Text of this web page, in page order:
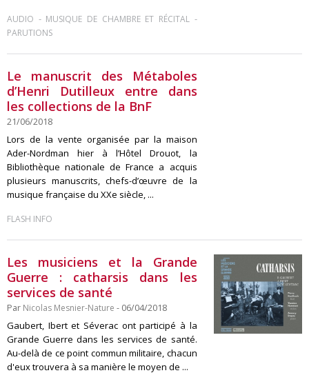
AUDIO - MUSIQUE DE CHAMBRE ET RÉCITAL-
PARUTIONS
Le manuscrit des Métaboles
d’Henri Dutilleux entre dans
les collections de la BnF
21/06/2018
Lors de la vente organisée par la maison
Ader-Nordman hier à l’Hôtel Drouot, la
Bibliothèque nationale de France a acquis
plusieurs manuscrits, chefs-d’œuvre de la
musique française du XXe siècle, ...
FLASH INFO
Les musiciens et la Grande
Guerre : catharsis dans les
services de santé
Par Nicolas Mesnier-Nature - 06/04/2018
Gaubert, Ibert et Séverac ont participé à la
Grande Guerre dans les services de santé.
Au-delà de ce point commun militaire, chacun
d'eux trouvera à sa manière le moyen de ...